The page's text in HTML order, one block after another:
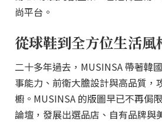
尚平台。
從球鞋到全方位生活風
二十多年過去，MUSINSA 帶著韓
事能力、前衛大膽設計與高品質，
櫥。MUSINSA 的版圖早已不再侷
論壇，發展出選品店、自有品牌與